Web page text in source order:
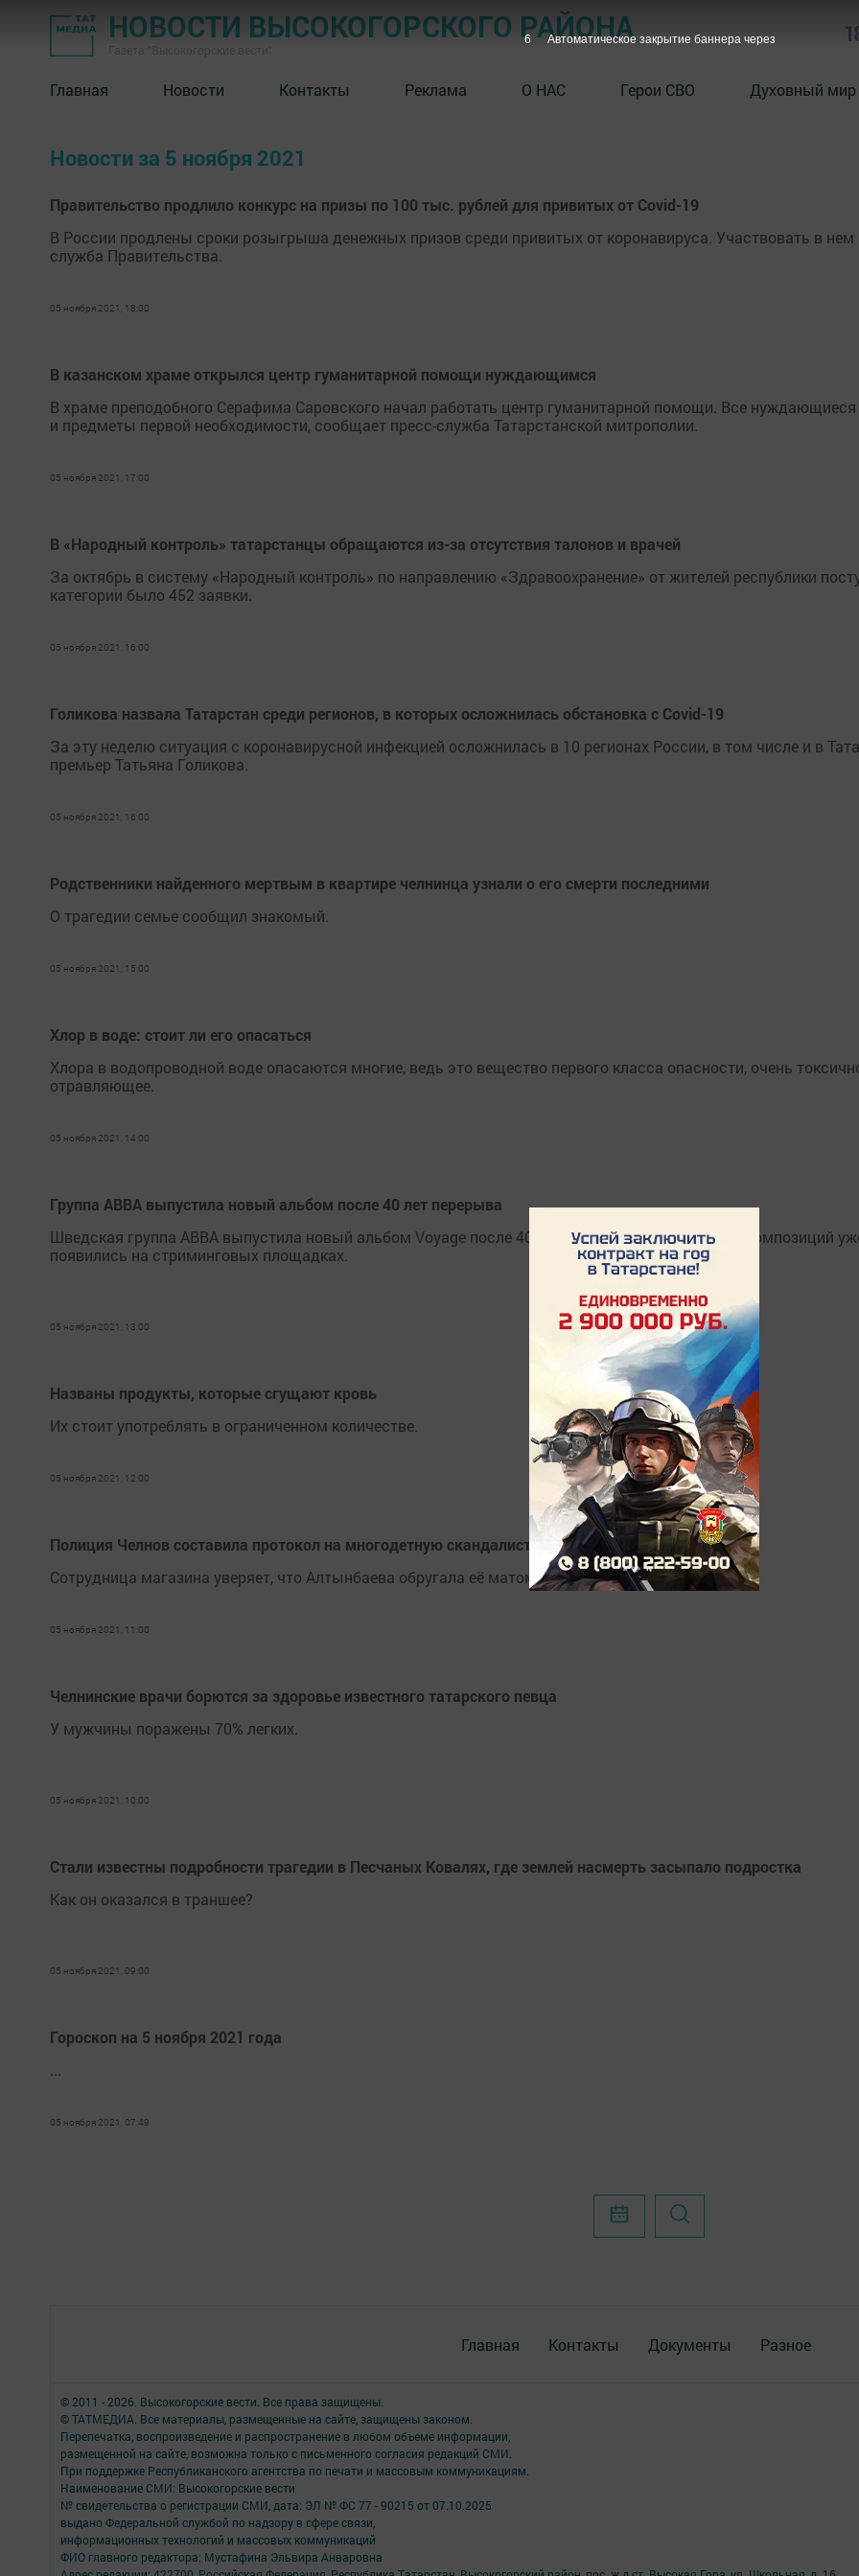
НОВОСТИ ВЫСОКОГОРСКОГО РАЙОНА
Главная Новости Контакты Реклама О НАС Герои СВО Духовный мир
Новости за 5 ноября 2021
Правительство продлило конкурс на призы по 100 тыс. рублей для привитых от Covid-19
В России продлены сроки розыгрыша денежных призов среди привитых от коронавируса. Участвовать в
служба Правительства.
05 ноября 2021, 18:00
В казанском храме открылся центр гуманитарной помощи нуждающимся
В храме преподобного Серафима Саровского начал работать центр гуманитарной помощи. Все
и предметы первой необходимости, сообщает пресс-служба Татарстанской митрополии.
05 ноября 2021, 17:00
В «Народный контроль» татарстанцы обращаются из-за отсутствия талонов и врачей
За октябрь в систему «Народный контроль» по направлению «Здравоохранение» от жителей республики
категории было 452 заявки.
05 ноября 2021, 16:00
Голикова назвала Татарстан среди регионов, в которых осложнилась обстановка с Covid-19
За эту неделю ситуация с коронавирусной инфекцией осложнилась в 10 регионах России, в том числе и в
премьер Татьяна Голикова.
05 ноября 2021, 16:00
Родственники найденного мертвым в квартире челнинца узнали о его смерти последними
О трагедии семье сообщил знакомый.
05 ноября 2021, 15:00
Хлор в воде: стоит ли его опасаться
Хлора в водопроводной воде опасаются многие, ведь это вещество первого класса опасности, очень
отравляющее.
05 ноября 2021, 14:00
Группа ABBA выпустила новый альбом после 40 лет перерыва
Шведская группа ABBA выпустила новый альбом Voyage после 40-летнего перерыва. 10 новых композиций
появились на стриминговых площадках.
05 ноября 2021, 13:00
Названы продукты, которые сгущают кровь
Их стоит употреблять в ограниченном количестве.
05 ноября 2021, 12:00
Полиция Челнов составила протокол на многодетную скандалистку, когда та попрошайничала
Сотрудница магазина уверяет, что Алтынбаева обругала её матом
05 ноября 2021, 11:00
Челнинские врачи борются за здоровье известного татарского певца
У мужчины поражены 70% легких.
05 ноября 2021, 10:00
Стали известны подробности трагедии в Песчаных Ковалях, где землей насмерть засыпало подростка
Как он оказался в траншее?
05 ноября 2021, 09:00
Гороскоп на 5 ноября 2021 года
05 ноября 2021, 07:49
Главная Контакты Документы Разное
© 2011 - 2026. Высокогорские вести. Все права защищены.
© ТАТМЕДИА. Все материалы, размещенные на сайте, защищены законом.
Перепечатка, воспроизведение и распространение в любом объеме информации,
размещенной на сайте, возможна только с письменного согласия редакций СМИ.
При поддержке Республиканского агентства по печати и массовым коммуникациям.
Наименование СМИ: Высокогорские вести
№ свидетельства о регистрации СМИ, дата: ЭЛ № ФС 77 - 90215 от 07.10.2025
выдано Федеральной службой по надзору в сфере связи,
информационных технологий и массовых коммуникаций
ФИО главного редактора: Мустафина Эльвира Анваровна
6 Автоматическое закрытие баннера через